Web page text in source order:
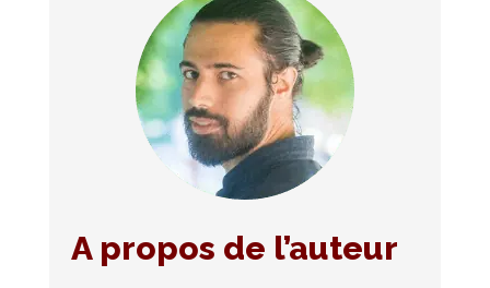
A propos de l’auteur